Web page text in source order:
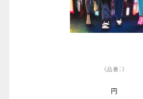
（品番：）
円